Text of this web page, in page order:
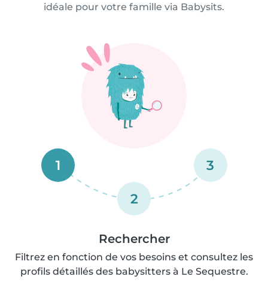
idéale pour votre famille via Babysits.
1
2
3
Rechercher
Filtrez en fonction de vos besoins et consultez les
profils détaillés des babysitters à Le Sequestre.